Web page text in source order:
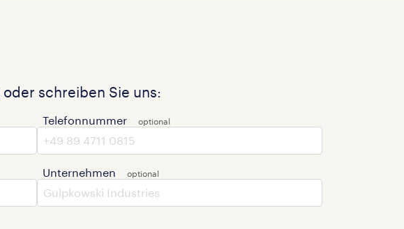
oder schreiben Sie uns:
Telefonnummer
Unternehmen